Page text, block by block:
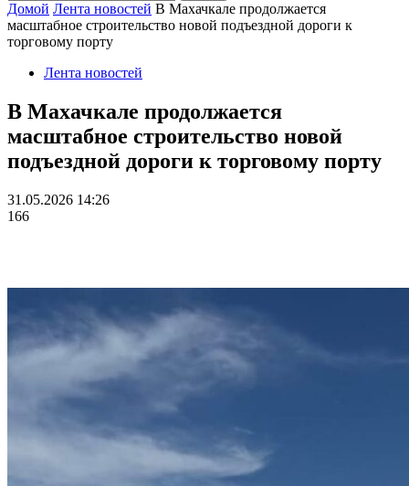
Домой Лента новостей В Махачкале продолжается
масштабное строительство новой подъездной дороги к
торговому порту
Лента новостей
В Махачкале продолжается
масштабное строительство новой
подъездной дороги к торговому порту
31.05.2026 14:26
166